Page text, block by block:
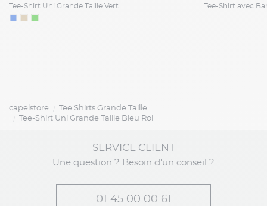
Tee-Shirt Uni Grande Taille Vert
capelstore
Tee Shirts Grande Taille
Tee-Shirt Uni Grande Taille Bleu Roi
SERVICE CLIENT
Une question ? Besoin d'un conseil ?
01 45 00 00 61